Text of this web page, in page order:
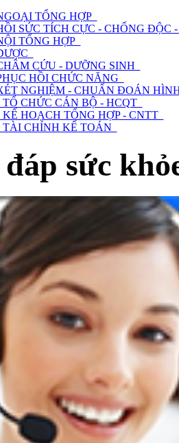
TỔNG HỢP
SỨC TÍCH CỰC - CHỐNG
TỔNG HỢP
CỨU - DƯỠNG SINH
HỒI CHỨC NĂNG
NGHIỆM - CHUẨN ĐOÁN
TỔ CHỨC CÁN BỘ - HCQT
KẾ HOẠCH TỔNG HỢP - CNTT
TÀI CHÍNH KẾ TOÁN
sức